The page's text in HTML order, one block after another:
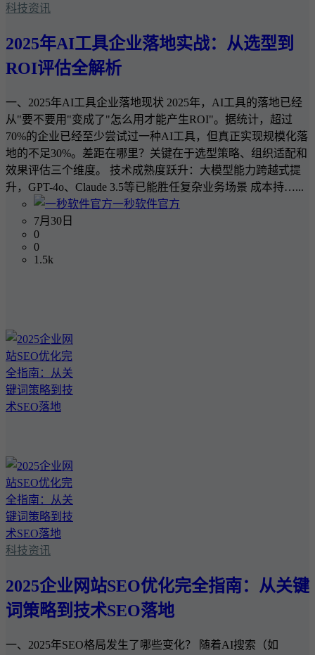
科技资讯
2025年AI工具企业落地实战：从选型到
ROI评估全解析
一、2025年AI工具企业落地现状 2025年，AI工具的落地已经
从"要不要用"变成了"怎么用才能产生ROI"。据统计，超过
70%的企业已经至少尝试过一种AI工具，但真正实现规模化落
地的不足30%。差距在哪里？关键在于选型策略、组织适配和
效果评估三个维度。 技术成熟度跃升：大模型能力跨越式提
升，GPT-4o、Claude 3.5等已能胜任复杂业务场景 成本持…...
一秒软件官方
7月30日
0
0
1.5k
科技资讯
2025企业网站SEO优化完全指南：从关键
词策略到技术SEO落地
一、2025年SEO格局发生了哪些变化？ 随着AI搜索（如